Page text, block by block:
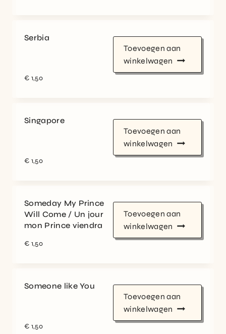
Serbia
€ 1,50
Toevoegen aan
winkelwagen
Singapore
€ 1,50
Toevoegen aan
winkelwagen
Someday My Prince
Will Come / Un jour
mon Prince viendra
€ 1,50
Toevoegen aan
winkelwagen
Someone like You
€ 1,50
Toevoegen aan
winkelwagen